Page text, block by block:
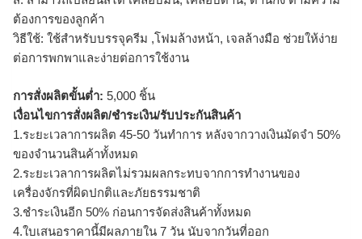
ต้องการของลูกค้า
วิธีใช้: ใช้สำหรับบรรจุครีม ,โฟมล้างหน้า, เจลล้างมือ ช่วยให้ง่าย
ต่อการพกพาและง่ายต่อการใช้งาน
การสั่งผลิตขั้นต่ำ: 5,000 ชิ้น
เงื่อนไขการสั่งผลิต/ชำระเงิน/รับประกันสินค้า
1.ระยะเวลาการผลิต 45-50 วันทำการ หลังจากวางเงินมัดจำ 50%
ของจำนวนสินค้าทั้งหมด
2.ระยะเวลาการผลิตไม่รวมผลกระทบจากการทำงานของ
เครื่องจักรที่ผิดปกติและภัยธรรมชาติ
3.ชำระเงินอีก 50% ก่อนการจัดส่งสินค้าทั้งหมด
4.ใบเสนอราคานี้มีผลภายใน 7 วัน นับจากวันที่ออก